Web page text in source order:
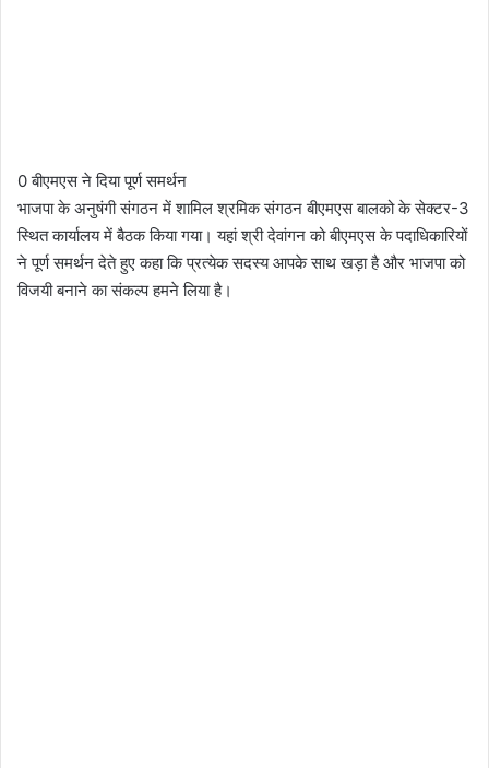
0 बीएमएस ने दिया पूर्ण समर्थन
भाजपा के अनुषंगी संगठन में शामिल श्रमिक संगठन बीएमएस बालको के सेक्टर-3
स्थित कार्यालय में बैठक किया गया। यहां श्री देवांगन को बीएमएस के पदाधिकारियों
ने पूर्ण समर्थन देते हुए कहा कि प्रत्येक सदस्य आपके साथ खड़ा है और भाजपा को
विजयी बनाने का संकल्प हमने लिया है।